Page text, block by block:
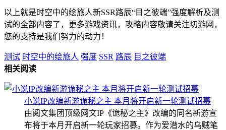
以上就是时空中的绘旅人新SSR路辰“目之彼端”强度解析及测
试的全部内容了，更多游戏资讯，攻略内容敬请关注切游网，
您的支持是我们努力的动力！
测试 时空中的绘旅人 强度 SSR 路辰 目之彼端
相关阅读
小说IP改编新游诡秘之主 本月将开启新一轮测试招募
由阅文集团顶级网文IP《诡秘之主》改编的同名新游宣
布将于本月开启新一轮玩家招募。作为爱潜水的乌贼笔